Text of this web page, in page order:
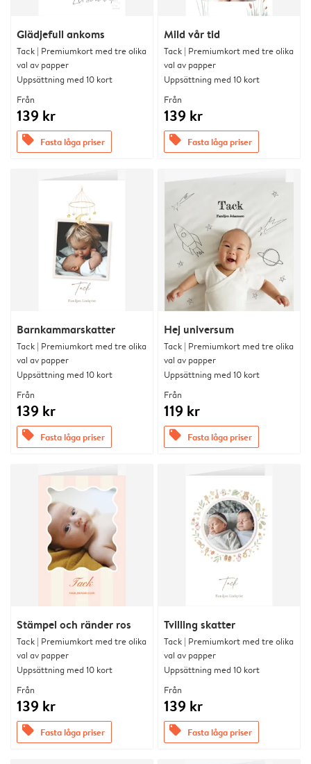
Glädjefull ankoms
Tack | Premiumkort med tre olika
val av papper
Uppsättning med 10 kort
Från
139 kr
offers Fasta låga priser
Mild vår tid
Tack | Premiumkort med tre olika
val av papper
Uppsättning med 10 kort
Från
139 kr
offers Fasta låga priser
Barnkammarskatter
Tack | Premiumkort med tre olika
val av papper
Uppsättning med 10 kort
Från
139 kr
offers Fasta låga priser
Hej universum
Tack | Premiumkort med tre olika
val av papper
Uppsättning med 10 kort
Från
119 kr
offers Fasta låga priser
Stämpel och ränder ros
Tack | Premiumkort med tre olika
val av papper
Uppsättning med 10 kort
Från
139 kr
offers Fasta låga priser
Tvilling skatter
Tack | Premiumkort med tre olika
val av papper
Uppsättning med 10 kort
Från
139 kr
offers Fasta låga priser